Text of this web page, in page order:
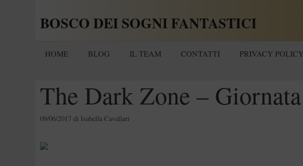
BOSCO DEI SOGNI FANTASTICI
HOME BLOG IL TEAM CONTATTI PRIVACY POLICY
The Dark Zone –
09/06/2017 di Isabella Cavallari